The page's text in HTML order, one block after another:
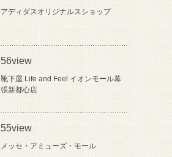
アディダスオリジナルスショップ
56view
靴下屋 Life and Feel イオンモール幕
張新都心店
55view
メッセ・アミューズ・モール